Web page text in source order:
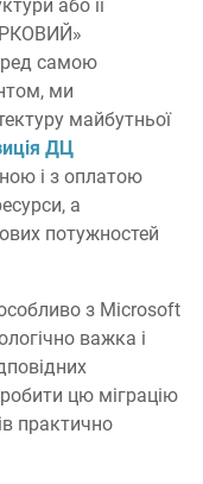
або її
самою
ми
майбутньої
ДЦ
і з оплатою
а
потужностей
з Microsoft
важка і
цю міграцію
практично